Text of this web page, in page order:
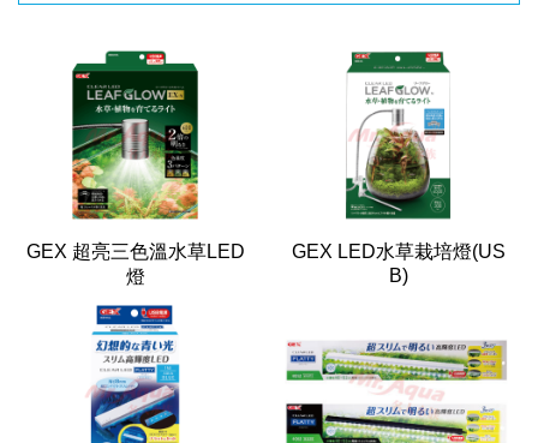
GEX 超亮三色溫水草LED
燈
GEX LED水草栽培燈(US
B)